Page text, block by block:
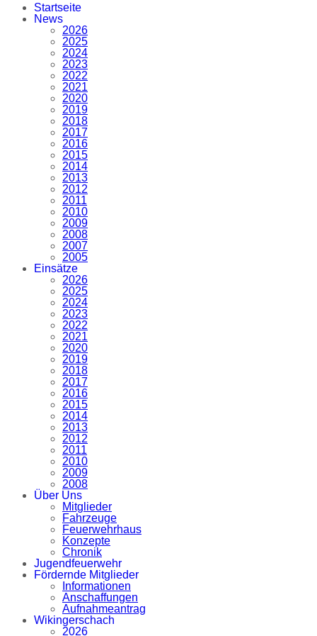
Startseite
News
2026
2025
2024
2023
2022
2021
2020
2019
2018
2017
2016
2015
2014
2013
2012
2011
2010
2009
2008
2007
2005
Einsätze
2026
2025
2024
2023
2022
2021
2020
2019
2018
2017
2016
2015
2014
2013
2012
2011
2010
2009
2008
Über Uns
Mitglieder
Fahrzeuge
Feuerwehrhaus
Konzepte
Chronik
Jugendfeuerwehr
Fördernde Mitglieder
Informationen
Anschaffungen
Aufnahmeantrag
Wikingerschach
2026